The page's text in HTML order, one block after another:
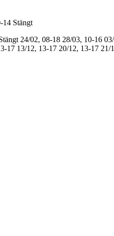
14 Stängt
24/02, 08-18 28/03, 10-16
17 13/12, 13-17 20/12, 13-17 21/